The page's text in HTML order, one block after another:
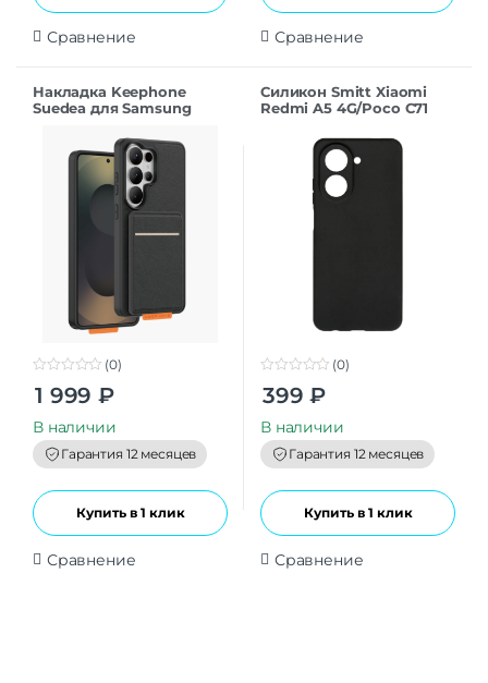
Сравнение Сравнение
Накладка Keephone
Suedea для Samsung
t
o
f
5
(0)
1 999 ₽
В наличии
Гарантия 12 месяцев
Купить в 1 клик
Сравнение
Силикон Smitt Xiaomi
Redmi A5 4G/Poco C71
o
t
o
f
5
(0)
399 ₽
В наличии
Гарантия 12 месяцев
Купить в 1 клик
Сравнение